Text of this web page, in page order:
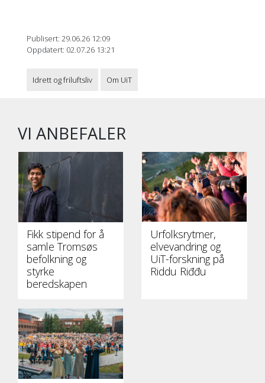
Publisert: 29.06.26 12:09
Oppdatert: 02.07.26 13:21
Idrett og friluftsliv Om UiT
VI ANBEFALER
Fikk stipend for å
samle Tromsøs
befolkning og
styrke
beredskapen
Urfolksrytmer,
elvevandring og
UiT-forskning på
Riddu Riđđu